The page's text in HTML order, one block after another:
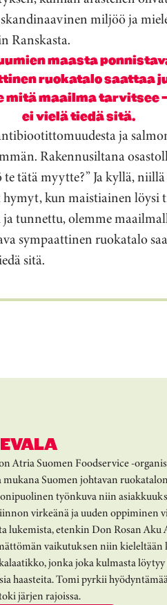
miljöö ja
Ranskasta.
maasta
ruokatalo saattaa
mitä maailma tarvitsee
ei vielä tiedä sitä.
ja
Rakennusiltana
tätä myytte?” Ja kyllä,
kun maistiainen löysi
ja tunnettu, olemme
sympaattinen ruokatalo
sitä.
Atria Suomen Foodservice -
Suomen johtavan
työnkuva niin
virkeänä ja uuden oppiminen
lukemista, etenkin Don Rosan
vaikutuksen niin kieleltään
jonka joka kulmasta
haasteita. Tomi pyrkii
järjen rajoissa.